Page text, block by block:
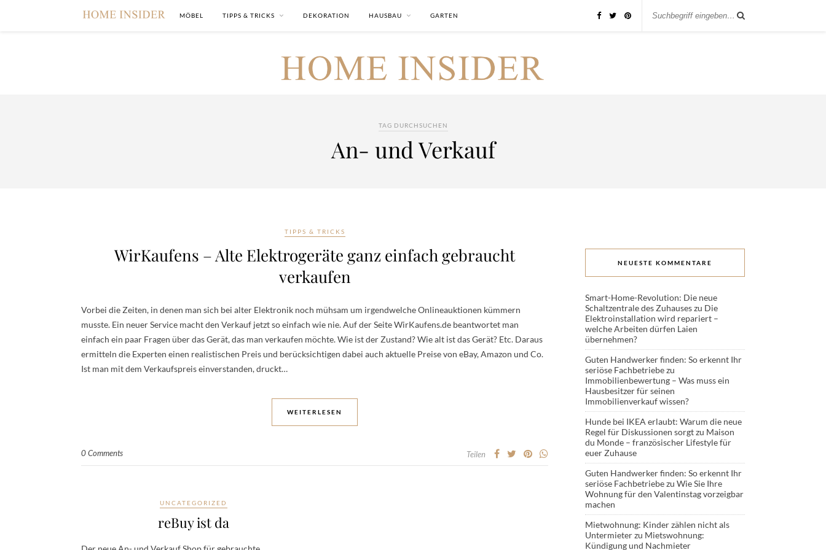
MÖBEL TIPPS & TRICKS DEKORATION HAUSBAU GARTEN
TAG DURCHSUCHEN
An- und Verkauf
TIPPS & TRICKS
WirKaufens – Alte Elektrogeräte ganz einfach gebraucht
verkaufen
Vorbei die Zeiten, in denen man sich bei alter Elektronik noch mühsam um irgendwelche Onlineauktionen kümmern
musste. Ein neuer Service macht den Verkauf jetzt so einfach wie nie. Auf der Seite WirKaufens.de beantwortet man
einfach ein paar Fragen über das Gerät, das man verkaufen möchte. Wie ist der Zustand? Wie alt ist das Gerät? Etc. Daraus
ermitteln die Experten einen realistischen Preis und berücksichtigen dabei auch aktuelle Preise von eBay, Amazon und Co.
Ist man mit dem Verkaufspreis einverstanden, druckt…
WEITERLESEN
0 Comments Teilen
UNCATEGORIZED
reBuy ist da
NEUESTE KOMMENTARE
Smart-Home-Revolution: Die neue
Schaltzentrale des Zuhauseszu Die
Elektroinstallation wird repariert –
welche Arbeiten dürfen Laien
übernehmen?
Guten Handwerker finden: So erkennt Ihr
seriöse Fachbetriebezu
Immobilienbewertung – Was muss ein
Hausbesitzer für seinen
Immobilienverkauf wissen?
Hunde bei IKEA erlaubt: Warum die neue
Regel für Diskussionen sorgtzu Maison
du Monde – französischer Lifestyle für
euer Zuhause
Guten Handwerker finden: So erkennt Ihr
seriöse Fachbetriebezu Wie Sie Ihre
Wohnung für den Valentinstag vorzeigbar
machen
Mietwohnung: Kinder zählen nicht als
Untermieterzu Mietswohnung:
Kündigung und Nachmieter